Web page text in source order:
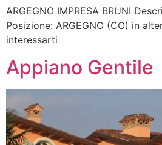
ARGEGNO IMPRESA BRUNI
Posizione: ARGEGNO (CO) in
interessarti
Appiano Gentile